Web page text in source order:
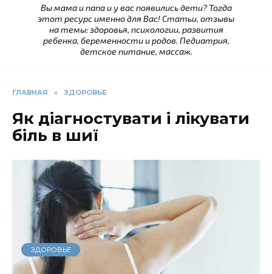
Вы мама и папа и у вас появились дети? Тогда
этот ресурс именно для Вас! Статьи, отзывы
на темы: здоровья, психологии, развития
ребенка, беременности и родов. Педиатрия,
детское питание, массаж.
ГЛАВНАЯ » ЗДОРОВЬЕ
Як діагностувати і лікувати
біль в шиї
ЗДОРОВЬЕ